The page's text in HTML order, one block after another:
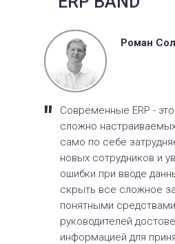
"
Современные ERP -
сложно
само по себе
новых сотрудников и
ошибки при вводе
скрыть все сложное
понятными
руководителей
информацией для
Роман